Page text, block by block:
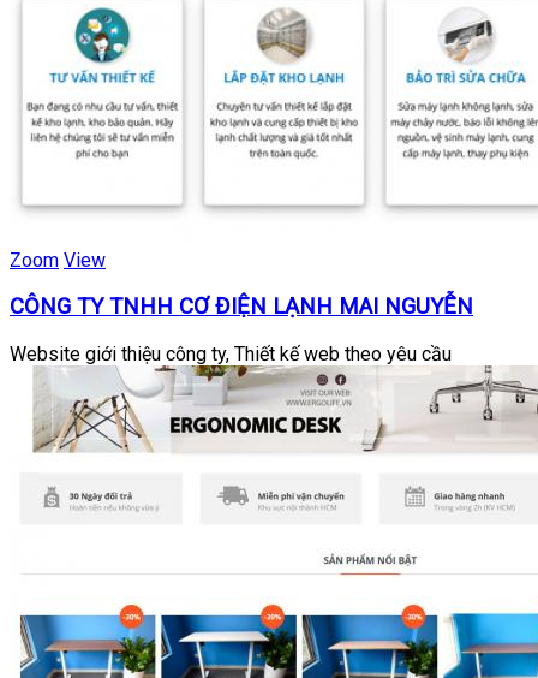
Zoom View
CÔNG TY TNHH CƠ ĐIỆN LẠNH MAI NGUYỄN
Website giới thiệu công ty, Thiết kế web theo yêu cầu